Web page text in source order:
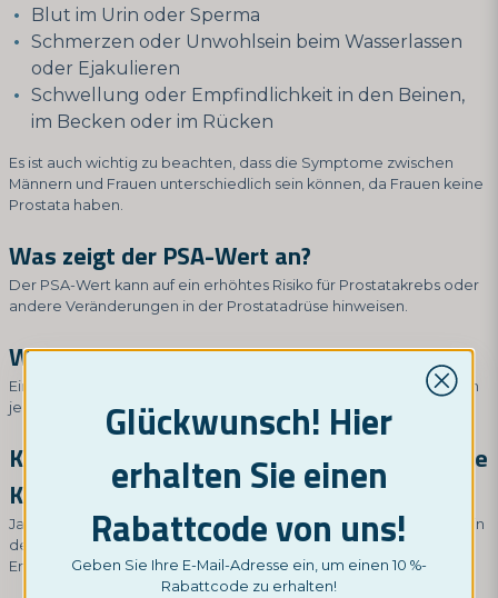
Blut im Urin oder Sperma
Schmerzen oder Unwohlsein beim Wasserlassen
oder Ejakulieren
Schwellung oder Empfindlichkeit in den Beinen,
im Becken oder im Rücken
Es ist auch wichtig zu beachten, dass die Symptome zwischen
Männern und Frauen unterschiedlich sein können, da Frauen keine
Prostata haben.
Was zeigt der PSA-Wert an?
Der PSA-Wert kann auf ein erhöhtes Risiko für Prostatakrebs oder
andere Veränderungen in der Prostatadrüse hinweisen.
Was sollte ein normaler PSA-Wert sein?
Ein normaler PSA-Wert liegt normalerweise unter 4,0 ng/mL, kann
jedoch je nach Alter und anderen Faktoren variieren.
Können Männer einen hohen PSA-Wert ohne
Krebs haben?
Ja, hohe PSA-Werte können auch durch andere Veränderungen in
der Prostatadrüse verursacht werden, einschließlich
Entzündungen, Infektionen oder gutartiger Prostatahyperplasie.
Glückwunsch! Hier
erhalten Sie einen
Rabattcode von uns!
Geben Sie Ihre E-Mail-Adresse ein, um einen 10 %-
Rabattcode zu erhalten!